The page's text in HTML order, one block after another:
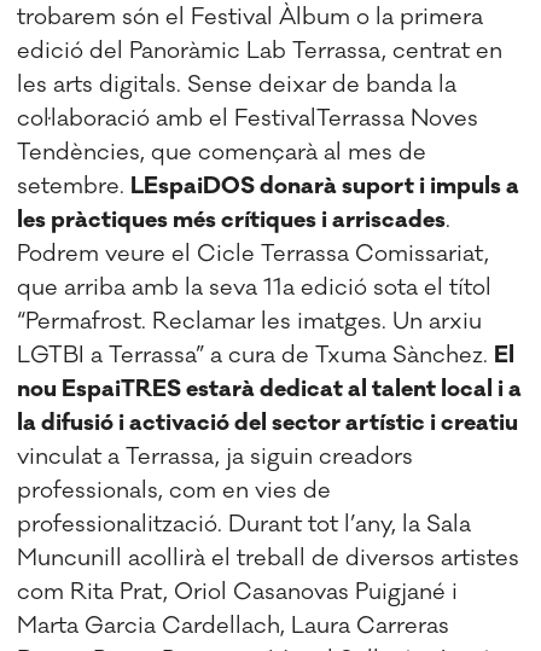
trobarem són el Festival Àlbum o la primera
edició del Panoràmic Lab Terrassa, centrat en
les arts digitals. Sense deixar de banda la
col·laboració amb el FestivalTerrassa Noves
Tendències, que començarà al mes de
setembre. LEspaiDOS donarà suport i impuls a
les pràctiques més crítiques i arriscades.
Podrem veure el Cicle Terrassa Comissariat,
que arriba amb la seva 11a edició sota el títol
“Permafrost. Reclamar les imatges. Un arxiu
LGTBI a Terrassa” a cura de Txuma Sànchez. El
nou EspaiTRES estarà dedicat al talent local i a
la difusió i activació del sector artístic i creatiu
vinculat a Terrassa, ja siguin creadors
professionals, com en vies de
professionalització. Durant tot l’any, la Sala
Muncunill acollirà el treball de diversos artistes
com Rita Prat, Oriol Casanovas Puigjané i
Marta Garcia Cardellach, Laura Carreras